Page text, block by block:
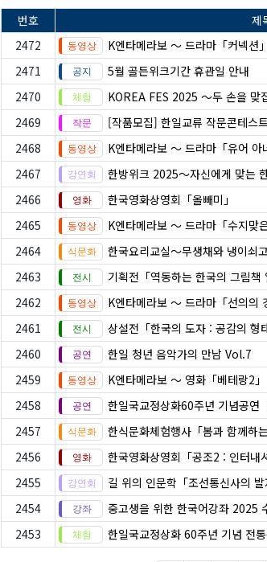
번호 제
2472
K엔타메라보 ～ 드라마「커넥션」
2471
5월 골든위크기간 휴관일 안내
2470
KOREA FES 2025 ～두 손을 맞
2469
[작품모집] 한일교류 작문콘테스
2468
K엔타메라보 ～ 드라마「유어 아
2467
한방위크 2025～자신에게 맞는
2466
한국영화상영회「올빼미」
2465
K엔타메라보 ～ 드라마「수지맞
2464
한국요리교실〜무생채와 냉이쇠
2463
기획전「역동하는 한국의 그림책
2462
K엔타메라보 ～ 드라마「선의의
2461
상설전「​​​​​​​한국의 도자 : 공감의 형
2460
한일 청년 음악가의 만남 Vol.7
2459
K엔타메라보 ～ 영화「베테랑2」
2458
한일국교정상화60주년 기념공연
2457
한식문화체험행사「봄과 함께하
2456
한국영화상영회「공조2 : 인터내
2455
길 위의 인문학「조선통신사의 발
2454
중고생을 위한 한국어강좌 2025
2453
한일국교정상화 60주년 기념 전